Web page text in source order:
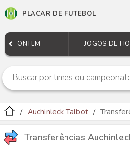
PLACAR DE FUTEBOL
ONTEM JOGOS DE
Auchinleck Talbot
Transferências